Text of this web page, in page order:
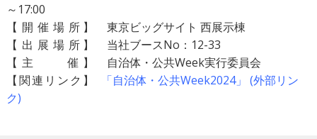
～17:00
【 開 催 場 所】
東京ビッグサイト 西展示棟
【 出 展 場 所】
当社ブースNo：12-33
【 主 催 】 自治体・公共Week実行委員会
【関連リンク】
「自治体・公共Week2024」 (外部リン
ク)